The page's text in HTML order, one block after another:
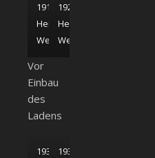
1910;
Heimatmuseum
Weißenhorn
1920;
Heimatmuseum
Weißenhorn
Vor
Einbau
des
Ladens
1938; 1938;